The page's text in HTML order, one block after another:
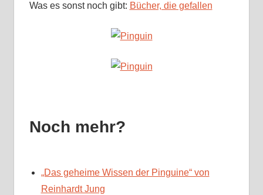
Was es sonst noch gibt: Bücher, die gefallen
Noch mehr?
„Das geheime Wissen der Pinguine“ von
Reinhardt Jung